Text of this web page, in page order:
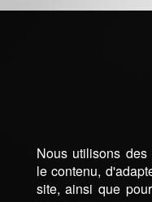
Nous utilisons
le contenu,
site, ainsi que